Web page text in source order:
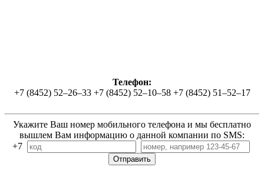
Телефон:
+7 (8452) 52–26–33 +7 (8452) 52–10–58 +7 (8452) 51–52–17
Укажите Ваш номер мобильного телефона и мы бесплатно
вышлем Вам информацию о данной компании по SMS:
+7